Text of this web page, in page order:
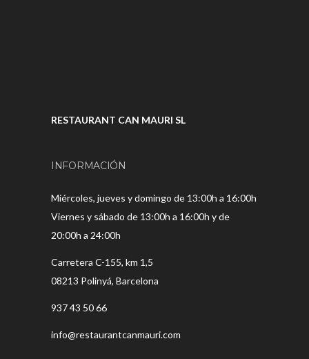
RESTAURANT CAN MAURI SL
INFORMACIÓN
Miércoles, jueves y domingo de 13:00h a 16:00h
Viernes y sábado de 13:00h a 16:00h y de
20:00h a 24:00h
Carretera C-155, km 1,5
08213 Polinyá, Barcelona
937 43 50 66
info@restaurantcanmauri.com